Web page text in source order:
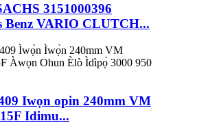
3151000396
Benz VARIO CLUTCH...
Iwọn opin 240mm VM
Idimu...